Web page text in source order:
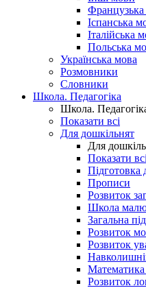
Французька
Іспанська
Італійська
Польська
Українська мова
Розмовники
Словники
Школа. Педагогіка
Школа.
Показати всі
Для дошкільнят
Для
Показати всі
Прописи
Розвиток
Школа
Загальна
Розвиток
Розвиток
Математика
Розвиток